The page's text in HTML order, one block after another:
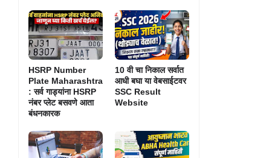
HSRP Number
Plate Maharashtra
: सर्व गाड्यांना HSRP
नंबर प्लेट बसवणे आता
बंधनकारक
10 वी चा निकाल सर्वात
आधी बघा या वेबसाईटवर
SSC Result
Website